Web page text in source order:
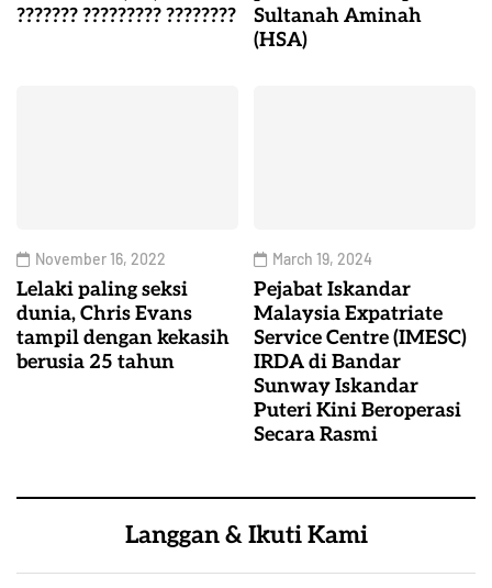
??????? ????????? ????????
Sultanah Aminah
(HSA)
November 16, 2022
Lelaki paling seksi
dunia, Chris Evans
tampil dengan kekasih
berusia 25 tahun
March 19, 2024
Pejabat Iskandar
Malaysia Expatriate
Service Centre (IMESC)
IRDA di Bandar
Sunway Iskandar
Puteri Kini Beroperasi
Secara Rasmi
Langgan & Ikuti Kami